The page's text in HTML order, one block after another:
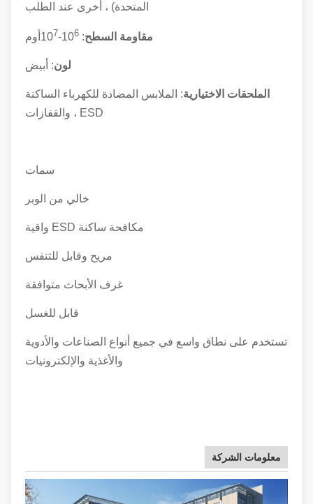
المتحدة) ، أخرى عند الطلب
مقاومة السطح: 10
6
-10
7 أوم
: أبيض
الملحقات الاختيارية: الملابس المضادة للكهرباء الساكنة
ESD ، والقفازات
سمات
خالي من الوبر
مكافحة ساكنة ESD واقية
مريح وقابل للتنفس
غرف الأبحاث متوافقة
قابل للغسل
تستخدم على نطاق واسع في جميع أنواع الصناعات والأدوية
والأغذية والإلكترونيات
معلومات الشركة